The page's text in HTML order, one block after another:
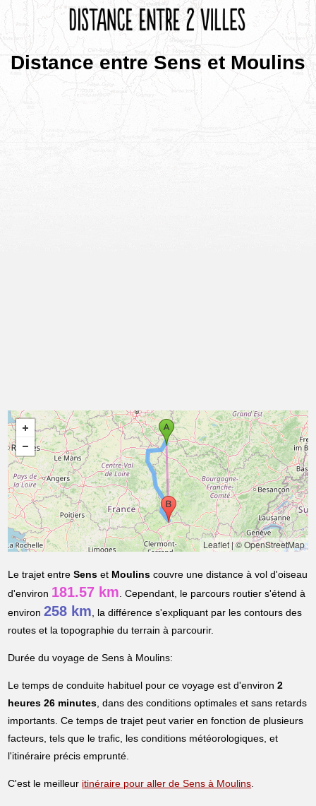
Distance entre Sens et Moulins
Leaflet|© OpenStreetMap
Le trajet entreSens et Moulins couvre une distance à vol d'oiseau
d'environ 181.57 km. Cependant, le parcours routier s'étend à
environ258 km, la différence s'expliquant par les contours des
routes et la topographie du terrain à parcourir.
Durée du voyage de Sens à Moulins:
Le temps de conduite habituel pour ce voyage est d'environ2
heures 26 minutes, dans des conditions optimales et sans retards
importants. Ce temps de trajet peut varier en fonction de plusieurs
facteurs, tels que le trafic, les conditions météorologiques, et
l'itinéraire précis emprunté.
C'est le meilleur itinéraire pour aller de Sens à Moulins.